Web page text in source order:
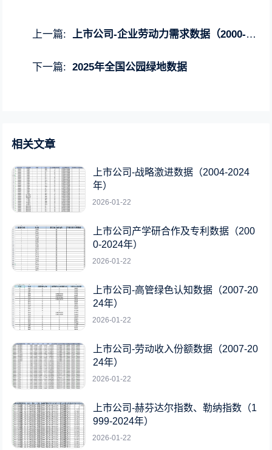
上一篇: 上市公司-企业劳动力需求数据（2000-2023年）
下一篇: 2025年全国公园绿地数据
相关文章
上市公司-战略激进数据（2004-2024
年）
2026-01-22
上市公司产学研合作及专利数据（200
0-2024年）
2026-01-22
上市公司-高管绿色认知数据（2007-20
24年）
2026-01-22
上市公司-劳动收入份额数据（2007-20
24年）
2026-01-22
上市公司-赫芬达尔指数、勒纳指数（1
999-2024年）
2026-01-22